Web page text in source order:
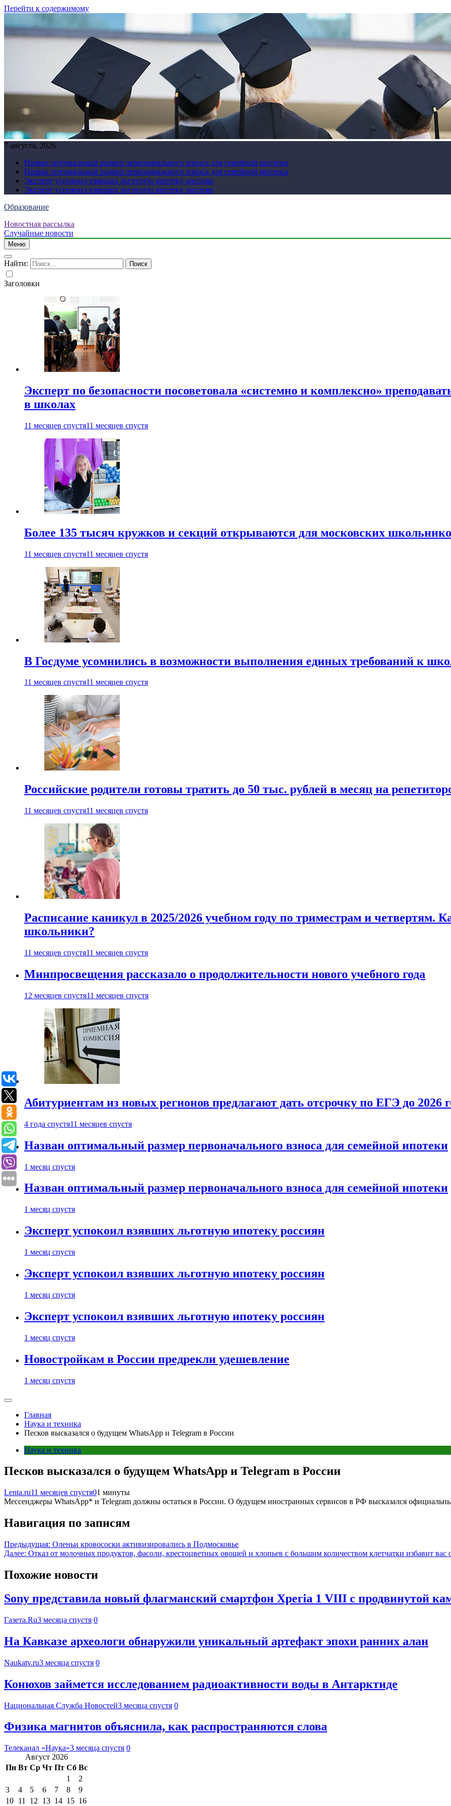
Перейти к содержимому
7 августа, 2026
Назван оптимальный размер первоначального взноса для семейной ипотеки
Назван оптимальный размер первоначального взноса для семейной ипотеки
Эксперт успокоил взявших льготную ипотеку россиян
Эксперт успокоил взявших льготную ипотеку россиян
Образование
Новостная рассылка
Случайные новости
Меню
Найти:
Заголовки
Эксперт по безопасности посоветовала «системно и комплексно»
в школах
11 месяцев спустя11 месяцев спустя
Более 135 тысяч кружков и секций открываются для московских
11 месяцев спустя11 месяцев спустя
В Госдуме усомнились в возможности выполнения единых требований к
11 месяцев спустя11 месяцев спустя
Российские родители готовы тратить до 50 тыс. рублей в месяц на
11 месяцев спустя11 месяцев спустя
Расписание каникул в 2025/2026 учебном году по триместрам и четвертям.
школьники?
11 месяцев спустя11 месяцев спустя
Минпросвещения рассказало о продолжительности нового учебного года
12 месяцев спустя11 месяцев спустя
Абитуриентам из новых регионов предлагают дать отсрочку по ЕГЭ до 2026
4 года спустя11 месяцев спустя
Назван оптимальный размер первоначального взноса для семейной ипотеки
1 месяц спустя
Назван оптимальный размер первоначального взноса для семейной ипотеки
1 месяц спустя
Эксперт успокоил взявших льготную ипотеку россиян
1 месяц спустя
Эксперт успокоил взявших льготную ипотеку россиян
1 месяц спустя
Эксперт успокоил взявших льготную ипотеку россиян
1 месяц спустя
Новостройкам в России предрекли удешевление
1 месяц спустя
Главная
Наука и техника
Песков высказался о будущем WhatsApp и Telegram в России
Наука и техника
Песков высказался о будущем WhatsApp и Telegram в России
Lenta.ru11 месяцев спустя01 минуты
Мессенджеры WhatsApp* и Telegram должны остаться в России. О будущем иностранных сервисов в РФ высказался
Навигация по записям
Предыдущая: Оленьи кровососки активизировались в Подмосковье
Далее: Отказ от молочных продуктов, фасоли, крестоцветных овощей и хлопьев с большим количеством клетчатки избавит вас
Похожие новости
Sony представила новый флагманский смартфон Xperia 1 VIII с продвинутой
Газета.Ru3 месяца спустя 0
На Кавказе археологи обнаружили уникальный артефакт эпохи ранних алан
Naukatv.ru3 месяца спустя 0
Конюхов займется исследованием радиоактивности воды в Антарктиде
Национальная Служба Новостей3 месяца спустя 0
Физика магнитов объяснила, как распространяются слова
Телеканал «Наука»3 месяца спустя 0
Август 2026
Пн Вт Ср Чт Пт Сб Вс
1
2
3
4 5 6 7 8
9
10 11 12 13 14 15 16